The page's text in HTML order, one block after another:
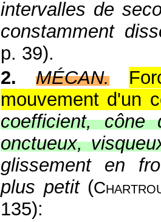
intervalles de
constamment
p. 39).
2.
MÉCAN.
mouvement d'un
coefficient, cône
onctueux,
glissement en
plus petit(
135):